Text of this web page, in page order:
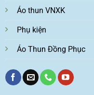
Áo thun VNXK
Phụ kiện
Áo Thun Đồng Phục